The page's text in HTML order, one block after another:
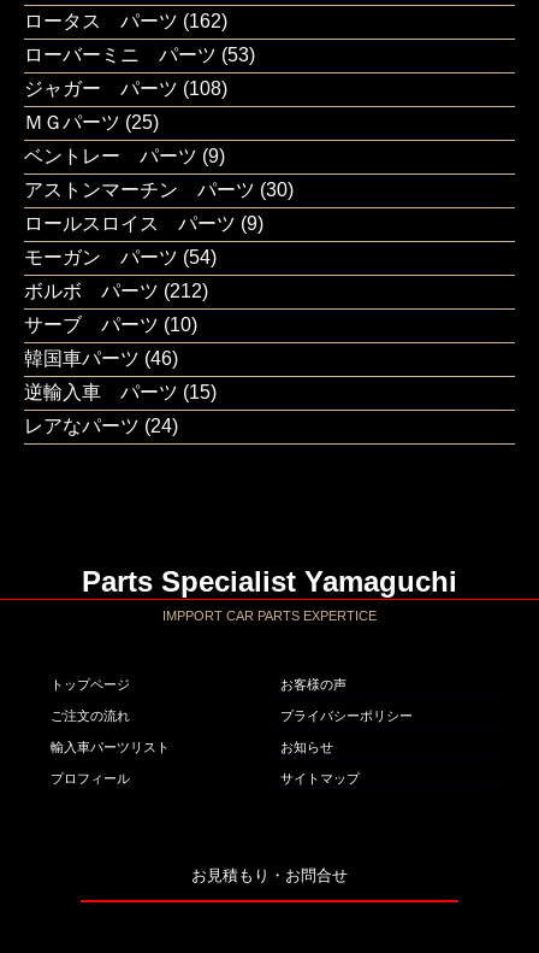
ロータス パーツ (162)
ローバーミニ パーツ (53)
ジャガー パーツ (108)
ＭＧパーツ (25)
ベントレー パーツ (9)
アストンマーチン パーツ (30)
ロールスロイス パーツ (9)
モーガン パーツ (54)
ボルボ パーツ (212)
サーブ パーツ (10)
韓国車パーツ (46)
逆輸入車 パーツ (15)
レアなパーツ (24)
Parts Specialist Yamaguchi
IMPPORT CAR PARTS EXPERTICE
トップページ
ご注文の流れ
輸入車パーツリスト
プロフィール
お客様の声
プライバシーポリシー
お知らせ
サイトマップ
お見積もり・お問合せ